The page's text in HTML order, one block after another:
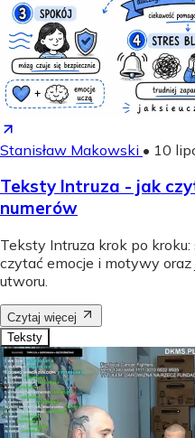
Stanisław Makowski • 10
Teksty Intruza - jak
numerów
Teksty Intruza krok po
czytać emocje i motywy
utworu.
Czytaj więcej
Teksty